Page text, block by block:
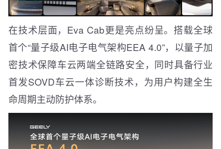
在技术层面，Eva Cab更是亮点纷呈。搭载全球
首个“量子级AI电子电气架构EEA 4.0”，以量子加
密技术保障车云两端全链路安全，同时具备行业
首发SOVD车云一体诊断技术，为用户构建全生
命周期主动防护体系。